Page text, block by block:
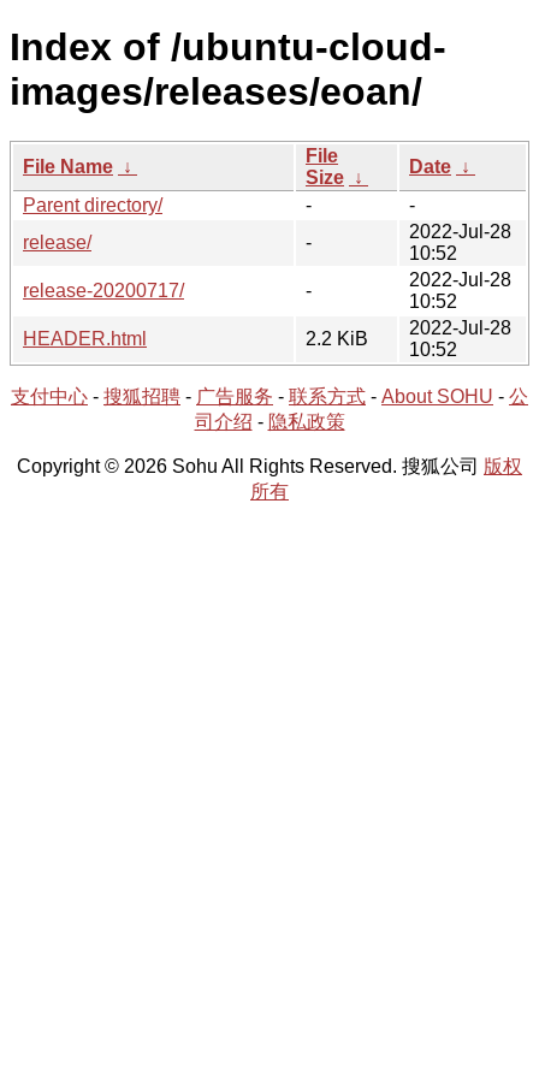
Index of /ubuntu-cloud-
images/releases/eoan/
File Name ↓
File
Size ↓
Date ↓
Parent directory/
-
-
release/
-
2022-Jul-28
10:52
release-20200717/
-
2022-Jul-28
10:52
HEADER.html
2.2 KiB
2022-Jul-28
10:52
支付中心 - 搜狐招聘 - 广告服务 - 联系方式 - About SOHU - 公
司介绍 - 隐私政策
Copyright © 2026 Sohu All Rights Reserved. 搜狐公司 版权
所有